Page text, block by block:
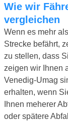
Wie wir Fähren, Preise und Abfahrtszeiten
vergleichen
Wenn es mehr
Strecke befährt,
zu stellen, dass
zeigen wir Ihnen
Venedig-Umag
erhalten, wenn
Ihnen meherer
oder spätere